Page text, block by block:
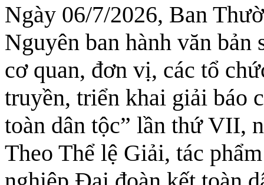
Ngày 06/7/2026, Ban
Nguyên ban hành văn
cơ quan, đơn vị, các tổ
truyền, triển khai giải báo
toàn dân tộc” lần thứ VII,
Theo Thể lệ Giải, tác